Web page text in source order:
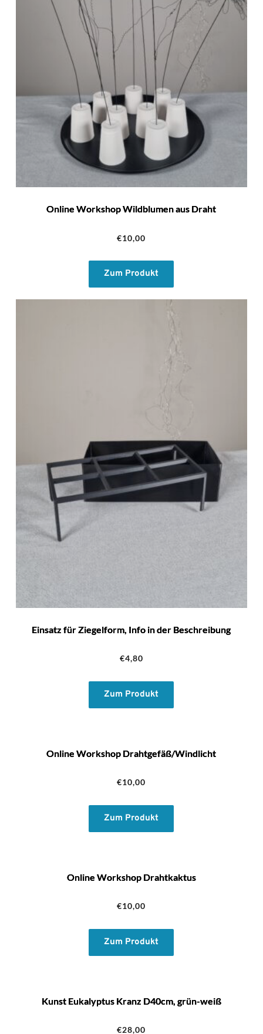
Online Workshop Wildblumen aus Draht
€10,00
Zum Produkt
Einsatz für Ziegelform, Info in der Beschreibung
€4,80
Zum Produkt
Online Workshop Drahtgefäß/Windlicht
€10,00
Zum Produkt
Online Workshop Drahtkaktus
€10,00
Zum Produkt
Kunst Eukalyptus Kranz D40cm, grün-weiß
€28,00